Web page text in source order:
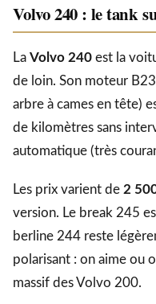
Volvo 240 : le tank
La Volvo 240 est la
de loin. Son moteur
arbre à cames en tête)
de kilomètres sans
automatique (très
Les prix varient de 2
version. Le break 245
berline 244 reste
polarisant : on aime ou
massif des Volvo 200.